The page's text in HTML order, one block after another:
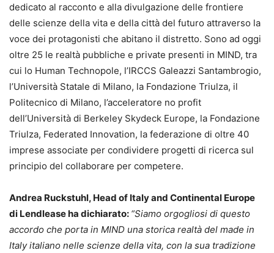
dedicato al racconto e alla divulgazione delle frontiere
delle scienze della vita e della città del futuro attraverso la
voce dei protagonisti che abitano il distretto. Sono ad oggi
oltre 25 le realtà pubbliche e private presenti in MIND, tra
cui lo Human Technopole, l’IRCCS Galeazzi Santambrogio,
l’Università Statale di Milano, la Fondazione Triulza, il
Politecnico di Milano, l’acceleratore no profit
dell’Università di Berkeley Skydeck Europe, la Fondazione
Triulza, Federated Innovation, la federazione di oltre 40
imprese associate per condividere progetti di ricerca sul
principio del collaborare per competere.
Andrea Ruckstuhl, Head of Italy and Continental Europe
di Lendlease ha dichiarato: “Siamo orgogliosi di questo
accordo che porta in MIND una storica realtà del made in
Italy italiano nelle scienze della vita, con la sua tradizione